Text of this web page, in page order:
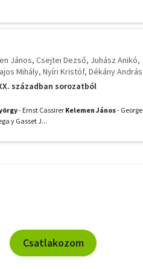
János Csejtei Dezső Juhász Anikó
Mihály Nyíri Kristóf Dékány András
században sorozatból
- Ernst Cassirer Kelemen János- George
y Gasset J...
szűrők
Csatlakozom